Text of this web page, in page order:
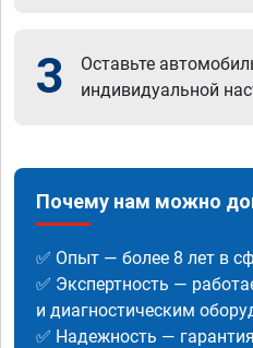
3
Оставьте
индивидуальной
Почему нам можно
✅ Опыт — более 8 лет в
✅ Экспертность —
и диагностическим
✅ Надежность —